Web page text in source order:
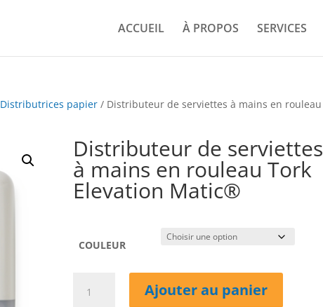
ACCUEIL À PROPOS SERVICES
Distributrices papier / Distributeur de serviettes à mains en rouleau
Distributeur de serviettes
à mains en rouleau Tork
Elevation Matic®
COULEUR
Ajouter au panier